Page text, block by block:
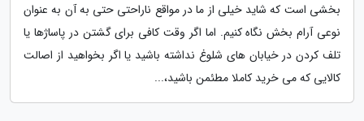
بخشی است که شاید خیلی از ما در مواقع ناراحتی حتی به آن به عنوان
نوعی آرام بخش نگاه کنیم. اما اگر وقت کافی برای گشتن در پاساژها یا
تلف کردن در خیابان های شلوغ نداشته باشید یا اگر بخواهید از اصالت
کالایی که می خرید کاملا مطئمن باشید،...